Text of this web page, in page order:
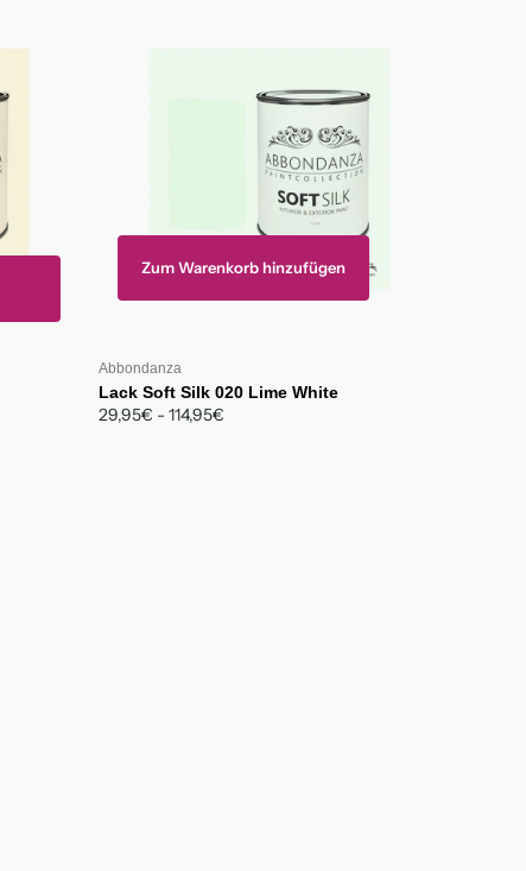
Zum Warenkorb hinzufügen
Abbondanza
Lack Soft Silk 020 Lime White
29,95€ - 114,95€